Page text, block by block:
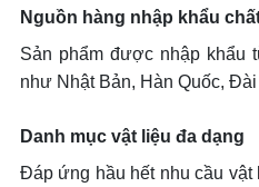
Nguồn hàng nhập khẩu
Sản phẩm được nhập khẩu
như Nhật Bản, Hàn Quốc, Đài
Danh mục vật liệu đa dạng
Đáp ứng hầu hết nhu cầu vật